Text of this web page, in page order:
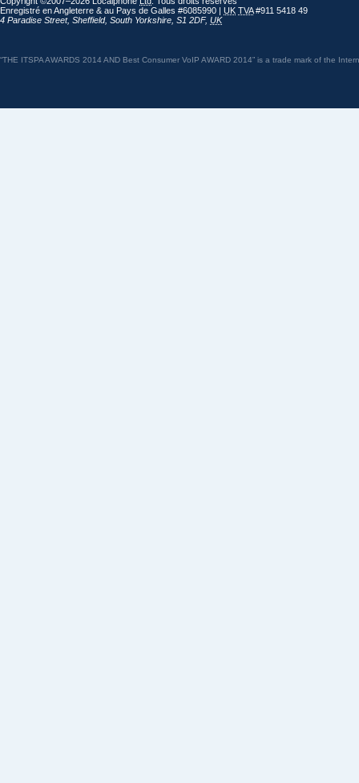
Enregistré en Angleterre & au Pays de Galles #6085990 | UK TVA#911 5418 49
4 Paradise Street, Sheffield, South Yorkshire S1 2DF, UK
“THE ITSPA AWARDS 2014 AND Best Consumer VoIP AWARD 2014” is a trade mark of the